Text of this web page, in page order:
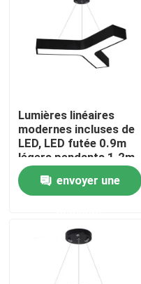
Maison
Au sujet de nous
Lumières linéaires
modernes incluses de
LED, LED futée 0.9m
légers pendants 1.2m
1.5m
envoyer une